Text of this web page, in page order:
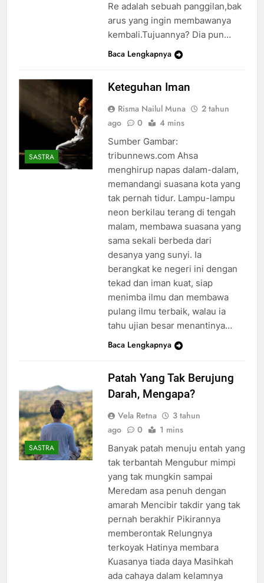
Re adalah sebuah panggilan,bak
arus yang ingin membawanya
kembali.Tujuannya? Dia pun…
Baca Lengkapnya
SASTRA
Keteguhan Iman
Risma Nailul Muna
2 tahun
ago
0 4 mins
Sumber Gambar:
tribunnews.com Ahsa
menghirup napas dalam-dalam,
memandangi suasana kota yang
tak pernah tidur. Lampu-lampu
neon berkilau terang di tengah
malam, membawa suasana yang
sama sekali berbeda dari
desanya yang sunyi. Ia
berangkat ke negeri ini dengan
tekad dan iman kuat, siap
menimba ilmu dan membawa
pulang ilmu terbaik, walau ia
tahu ujian besar menantinya…
Baca Lengkapnya
SASTRA
Patah Yang Tak Berujung
Darah, Mengapa?
Vela Retna
3 tahun
ago
0 1 mins
Banyak patah menuju entah yang
tak terbantah Mengubur mimpi
yang tak mungkin sampai
Meredam asa penuh dengan
amarah Mencibir takdir yang tak
pernah berakhir Pikirannya
memberontak Relungnya
terkoyak Hatinya membara
Kuasanya tiada daya Masihkah
ada cahaya dalam kelamnya